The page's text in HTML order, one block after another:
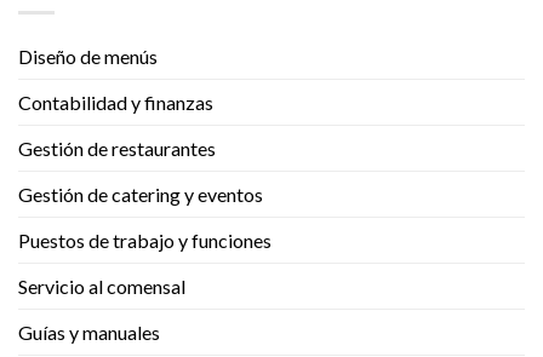
Diseño de menús
Contabilidad y finanzas
Gestión de restaurantes
Gestión de catering y eventos
Puestos de trabajo y funciones
Servicio al comensal
Guías y manuales